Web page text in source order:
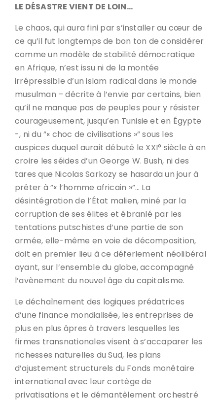
LE DÉSASTRE VIENT DE LOIN…
Le chaos, qui aura fini par s’installer au cœur de
ce qu’il fut longtemps de bon ton de considérer
comme un modèle de stabilité démocratique
en Afrique, n’est issu ni de la montée
irrépressible d’un islam radical dans le monde
musulman – décrite à l’envie par certains, bien
qu’il ne manque pas de peuples pour y résister
courageusement, jusqu’en Tunisie et en Égypte
-, ni du ”« choc de civilisations »” sous les
auspices duquel aurait débuté le XXI° siècle à en
croire les séides d’un George W. Bush, ni des
tares que Nicolas Sarkozy se hasarda un jour à
prêter à ”« l’homme africain »”… La
désintégration de l’État malien, miné par la
corruption de ses élites et ébranlé par les
tentations putschistes d’une partie de son
armée, elle-même en voie de décomposition,
doit en premier lieu à ce déferlement néolibéral
ayant, sur l’ensemble du globe, accompagné
l’avènement du nouvel âge du capitalisme.
Le déchaînement des logiques prédatrices
d’une finance mondialisée, les entreprises de
plus en plus âpres à travers lesquelles les
firmes transnationales visent à s’accaparer les
richesses naturelles du Sud, les plans
d’ajustement structurels du Fonds monétaire
international avec leur cortège de
privatisations et le démantèlement orchestré